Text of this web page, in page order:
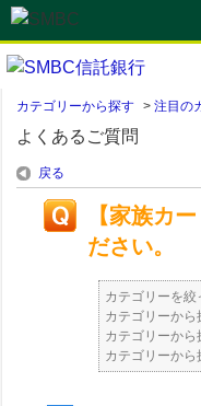
カテゴリーから探す > 注目の
よくあるご質問
戻る
【家族カ
ださい。
カテゴリーを絞
カテゴリーから
カテゴリーから
カテゴリーから